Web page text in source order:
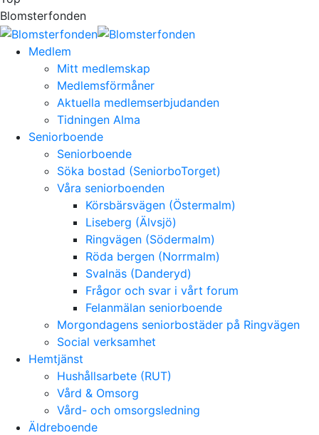
Blomsterfonden
Medlem
Mitt medlemskap
Medlemsförmåner
Aktuella medlemserbjudanden
Tidningen Alma
Seniorboende
Seniorboende
Söka bostad (SeniorboTorget)
Våra seniorboenden
Körsbärsvägen (Östermalm)
Liseberg (Älvsjö)
Ringvägen (Södermalm)
Röda bergen (Norrmalm)
Svalnäs (Danderyd)
Frågor och svar i vårt forum
Felanmälan seniorboende
Morgondagens seniorbostäder på Ringvägen
Social verksamhet
Hemtjänst
Hushållsarbete (RUT)
Vård & Omsorg
Vård- och omsorgsledning
Äldreboende